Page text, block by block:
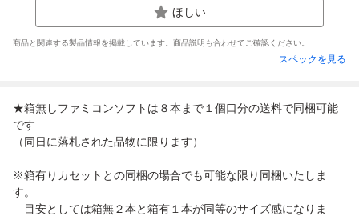
ほしい
商品と関連する製品情報を掲載しています。商品説明も合わせてご確認ください。
スペックを見る
★箱無しファミコンソフトは８本まで１個口分の送料で同梱可能
です
（同日に落札された品物に限ります）
※箱有りカセットとの同梱の場合でも可能な限り同梱いたしま
す。
目安としては箱無２本と箱有１本が同等のサイズ感になりま